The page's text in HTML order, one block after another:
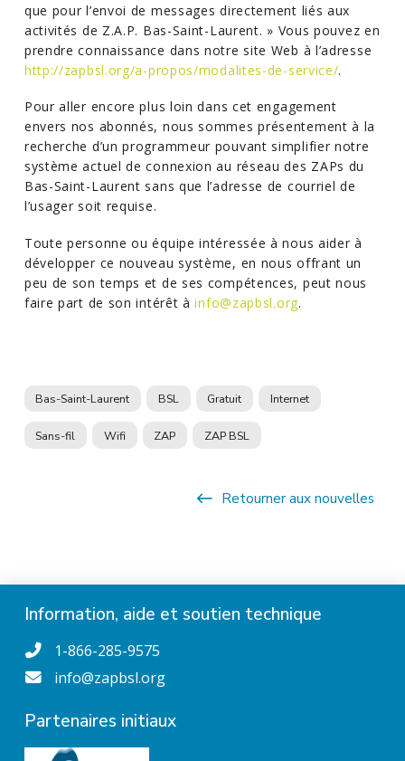
que pour l’envoi de messages directement liés aux
activités de Z.A.P. Bas-Saint-Laurent. » Vous pouvez en
prendre connaissance dans notre site Web à l’adresse
http://zapbsl.org/a-propos/modalites-de-service/.
Pour aller encore plus loin dans cet engagement
envers nos abonnés, nous sommes présentement à la
recherche d’un programmeur pouvant simplifier notre
système actuel de connexion au réseau des ZAPs du
Bas-Saint-Laurent sans que l’adresse de courriel de
l’usager soit requise.
Toute personne ou équipe intéressée à nous aider à
développer ce nouveau système, en nous offrant un
peu de son temps et de ses compétences, peut nous
faire part de son intérêt àinfo@zapbsl.org.
Bas-Saint-Laurent BSL Gratuit Internet
Sans-fil Wifi ZAP ZAP BSL
Retourner aux nouvelles
Information, aide et soutien technique
1-866-285-9575
info@zapbsl.org
Partenaires initiaux